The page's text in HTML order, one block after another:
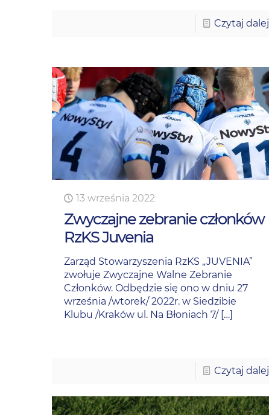
Czytaj dalej
13 września 2022
Zwyczajne zebranie członków
RzKS Juvenia
Zarząd Stowarzyszenia RzKS „JUVENIA”
zwołuje Zwyczajne Walne Zebranie
Członków. Odbędzie się ono w dniu 27
września /wtorek/ 2022r. w Siedzibie
Klubu /Kraków ul. Na Błoniach 7/[…]
Czytaj dalej